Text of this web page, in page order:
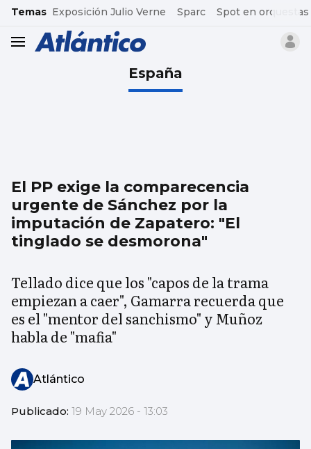
common.go-to-content
Temas Exposición Julio Verne Sparc Spot en orquestas
header.menu.open
España
El PP exige la comparecencia
urgente de Sánchez por la
imputación de Zapatero: "El
tinglado se desmorona"
Tellado dice que los "capos de la trama
empiezan a caer", Gamarra recuerda que
es el "mentor del sanchismo" y Muñoz
habla de "mafia"
Atlántico
Publicado: 19 May 2026 - 13:03